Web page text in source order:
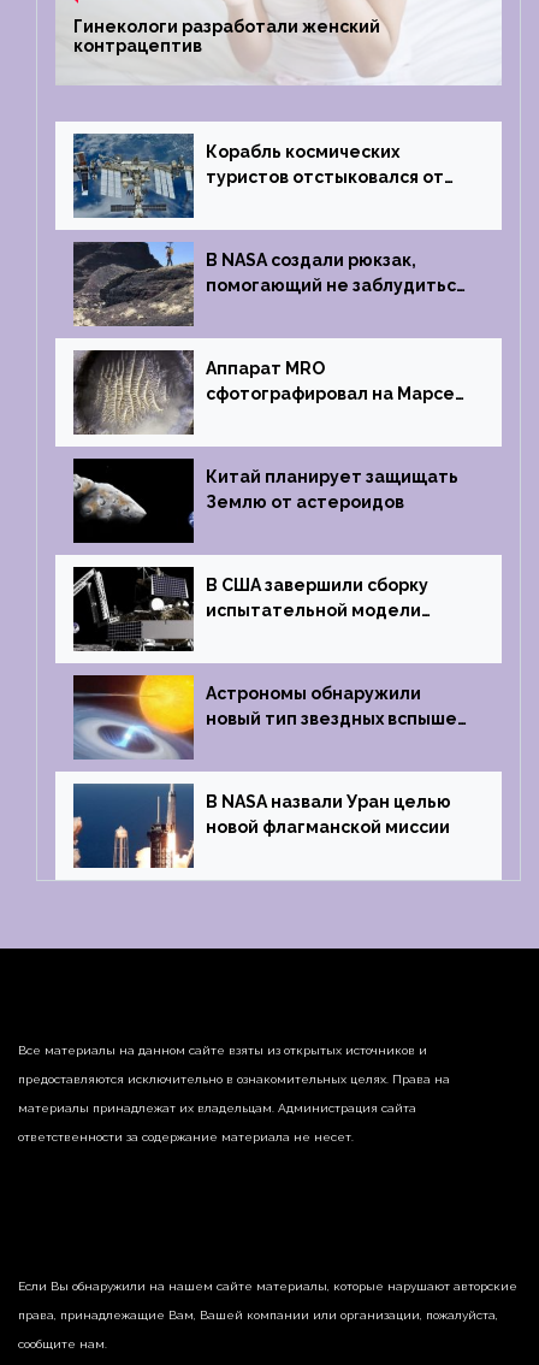
Гинекологи разработали женский
контрацептив
Корабль космических
туристов отстыковался от
на Землю
В NASA создали рюкзак,
помогающий не заблудиться
Аппарат MRO
сфотографировал на Марсе
на отпечаток пальца
Китай планирует защищать
Землю от астероидов
В США завершили сборку
испытательной модели
Griffin
Астрономы обнаружили
новый тип звездных вспышек
В NASA назвали Уран целью
новой флагманской миссии
Все материалы на данном сайте взяты из открытых источников и
предоставляются исключительно в ознакомительных целях. Права на
материалы принадлежат их владельцам. Администрация сайта
ответственности за содержание материала не несет.
Если Вы обнаружили на нашем сайте материалы, которые нарушают авторские
права, принадлежащие Вам, Вашей компании или организации, пожалуйста,
сообщите нам.